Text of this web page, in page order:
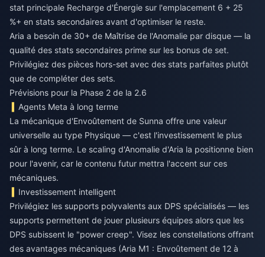
stat principale Recharge d'Énergie sur l'emplacement 6 + 25
%+ en stats secondaires avant d'optimiser le reste.
Aria a besoin de 30+ de Maîtrise de l'Anomalie par disque — la
qualité des stats secondaires prime sur les bonus de set.
Privilégiez des pièces hors-set avec des stats parfaites plutôt
que de compléter des sets.
Prévisions pour la Phase 2 de la 2.6
Agents Meta à long terme
La mécanique d'Envoûtement de Sunna offre une valeur
universelle au type Physique — c'est l'investissement le plus
sûr à long terme. Le scaling d'Anomalie d'Aria la positionne bien
pour l'avenir, car le contenu futur mettra l'accent sur ces
mécaniques.
Investissement intelligent
Privilégiez les supports polyvalents aux DPS spécialisés — les
supports permettent de jouer plusieurs équipes alors que les
DPS subissent le "power creep". Visez les constellations offrant
des avantages mécaniques (Aria M1 : Envoûtement de 12 à